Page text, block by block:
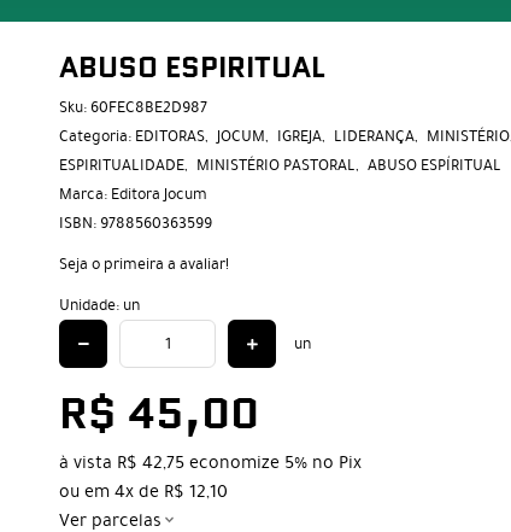
ABUSO ESPIRITUAL
Sku: 60FEC8BE2D987
Categoria: EDITORAS JOCUM IGREJA LIDERANÇA MINISTÉRIO
ESPIRITUALIDADE MINISTÉRIO PASTORAL ABUSO ESPÍRITUAL
Marca: Editora Jocum
ISBN: 9788560363599
Seja o primeira a avaliar!
Unidade: un
un
R$ 45,00
à vista R$ 42,75economize 5% no Pix
ou em4xde R$ 12,10
Ver parcelas